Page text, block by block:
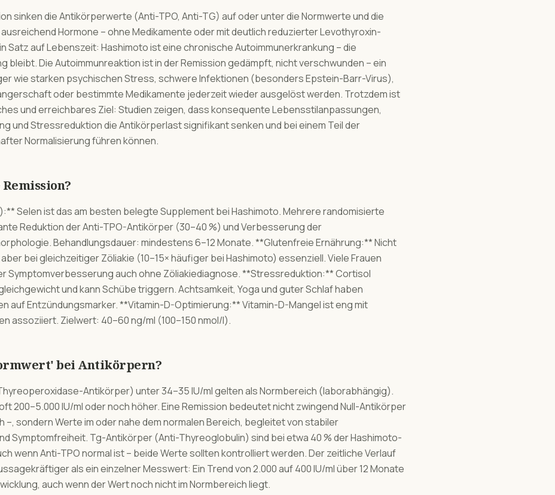
sinken die Antikörperwerte (Anti-TPO, Anti-TG) auf oder unter die Normwerte und die
Hormone – ohne Medikamente oder mit deutlich reduzierter Levothyroxin-
Satz auf Lebenszeit: Hashimoto ist eine chronische Autoimmunerkrankung – die
bleibt. Die Autoimmunreaktion ist in der Remission gedämpft, nicht verschwunden – ein
wie starken psychischen Stress, schwere Infektionen (besonders Epstein-Barr-Virus),
oder bestimmte Medikamente jederzeit wieder ausgelöst werden. Trotzdem ist
und erreichbares Ziel: Studien zeigen, dass konsequente Lebensstilanpassungen,
und Stressreduktion die Antikörperlast signifikant senken und bei einem Teil der
Normalisierung führen können.
Selen ist das am besten belegte Supplement bei Hashimoto. Mehrere randomisierte
Reduktion der Anti-TPO-Antikörper (30–40 %) und Verbesserung der
Behandlungsdauer: mindestens 6–12 Monate. **Glutenfreie Ernährung:** Nicht
bei gleichzeitiger Zöliakie (10–15× häufiger bei Hashimoto) essenziell. Viele Frauen
Symptomverbesserung auch ohne Zöliakiediagnose. **Stressreduktion:** Cortisol
und kann Schübe triggern. Achtsamkeit, Yoga und guter Schlaf haben
auf Entzündungsmarker. **Vitamin-D-Optimierung:** Vitamin-D-Mangel ist eng mit
assoziiert. Zielwert: 40–60 ng/ml (100–150 nmol/l).
bei Antikörpern?
Antikörper) unter 34–35 IU/ml gelten als Normbereich (laborabhängig).
200–5.000 IU/ml oder noch höher. Eine Remission bedeutet nicht zwingend Null-Antikörper
–, sondern Werte im oder nahe dem normalen Bereich, begleitet von stabiler
Symptomfreiheit. Tg-Antikörper (Anti-Thyreoglobulin) sind bei etwa 40 % der Hashimoto-
wenn Anti-TPO normal ist – beide Werte sollten kontrolliert werden. Der zeitliche Verlauf
als ein einzelner Messwert: Ein Trend von 2.000 auf 400 IU/ml über 12 Monate
auch wenn der Wert noch nicht im Normbereich liegt.